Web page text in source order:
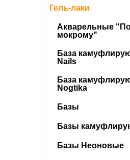
Гель-лаки
Акварельные
мокрому"
База
Nails
База
Nogtika
Базы
Базы
Базы Неоновые